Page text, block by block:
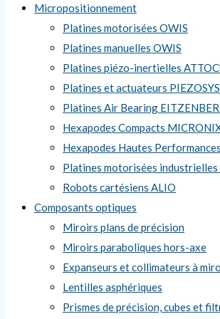
Micropositionnement
Platines motorisées OWIS
Platines manuelles OWIS
Platines piézo-inertielles
Platines et actuateurs
Platines Air Bearing
Hexapodes Compacts
Hexapodes Hautes
Platines motorisées industrielles
Robots cartésiens ALIO
Composants optiques
Miroirs plans de précision
Miroirs paraboliques hors-axe
Expanseurs et collimateurs à
Lentilles asphériques
Prismes de précision, cubes et